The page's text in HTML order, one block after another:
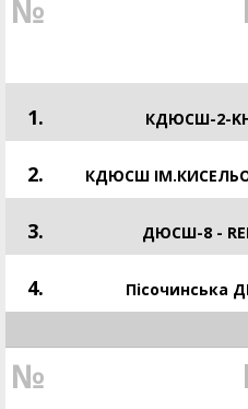
№
1. КДЮСШ-2-
2. КДЮСШ
3. ДЮСШ-8 -
4. Пісочинська
№